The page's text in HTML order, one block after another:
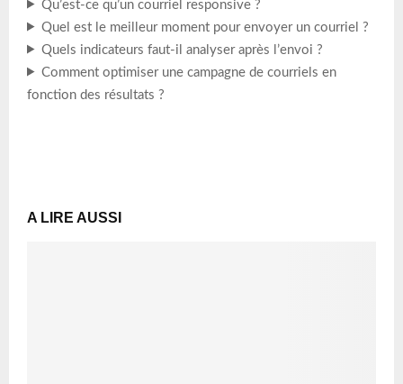
Qu’est-ce qu’un courriel responsive ?
Quel est le meilleur moment pour envoyer un courriel ?
Quels indicateurs faut-il analyser après l’envoi ?
Comment optimiser une campagne de courriels en
fonction des résultats ?
A LIRE AUSSI